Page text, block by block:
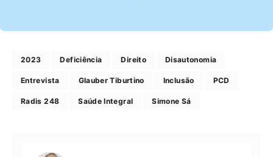
2023 Deficiência Direito Disautonomia
Entrevista Glauber Tiburtino Inclusão PCD
Radis 248 Saúde Integral Simone Sá